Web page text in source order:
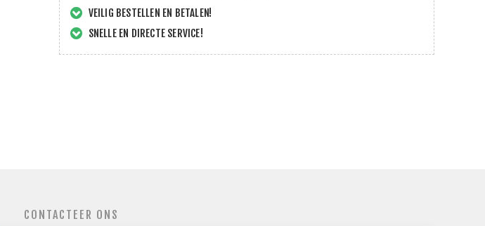
VEILIG BESTELLEN EN BETALEN!
SNELLE EN DIRECTE SERVICE!
CONTACTEER ONS